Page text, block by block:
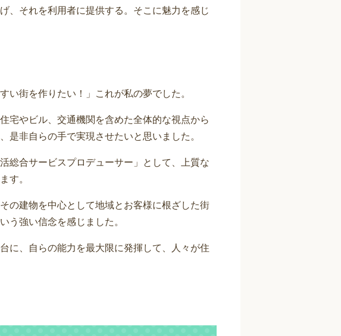
、それを利用者に提供する。そこに魅力を感じ
い街を作りたい！」これが私の夢でした。
宅やビル、交通機関を含めた全体的な視点から
是非自らの手で実現させたいと思いました。
総合サービスプロデューサー」として、上質な
す。
の建物を中心として地域とお客様に根ざした街
う強い信念を感じました。
に、自らの能力を最大限に発揮して、人々が住